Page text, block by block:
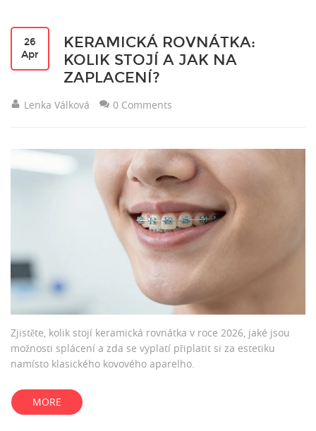
26
Apr
KERAMICKÁ ROVNÁTKA:
KOLIK STOJÍ A JAK NA
ZAPLACENÍ?
Lenka Válková 0 Comments
Zjistěte, kolik stojí keramická rovnátka v roce 2026, jaké jsou
možnosti splácení a zda se vyplatí připlatit si za estetiku
namísto klasického kovového aparelho.
MORE